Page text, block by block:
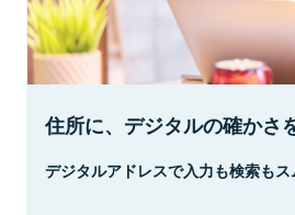
住所に、デジタルの確かさ
デジタルアドレスで入力も検索もス